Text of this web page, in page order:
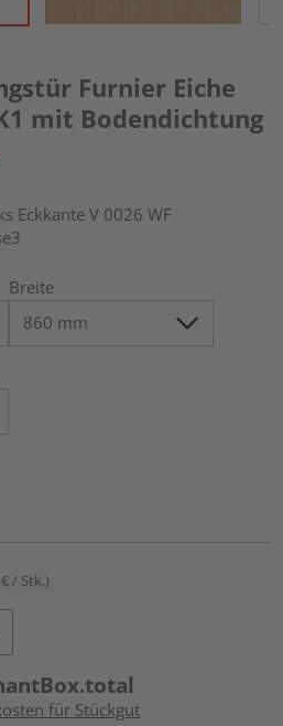
Furnier Eiche
mit Bodendichtung
Eckkante V 0026 WF
Breite
/ Stk.)
für Stückgut